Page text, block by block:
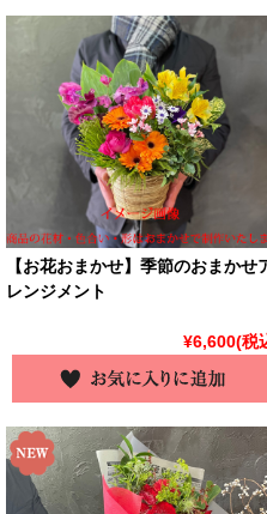
【お花おまかせ】季節のおまかせ
レンジメント
¥6,600(税